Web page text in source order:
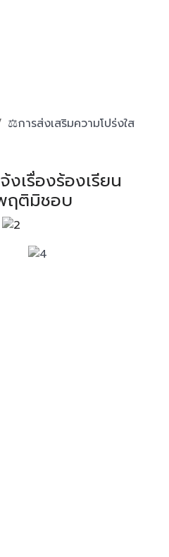
⚖️การส่งเสริมความโปร่งใส
เรื่องร้องเรียน
ฤติมิชอบ